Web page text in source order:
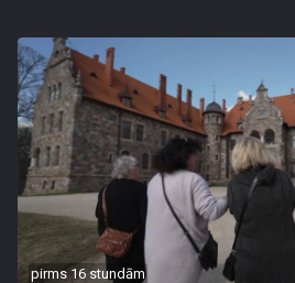
pirms 16 stundām